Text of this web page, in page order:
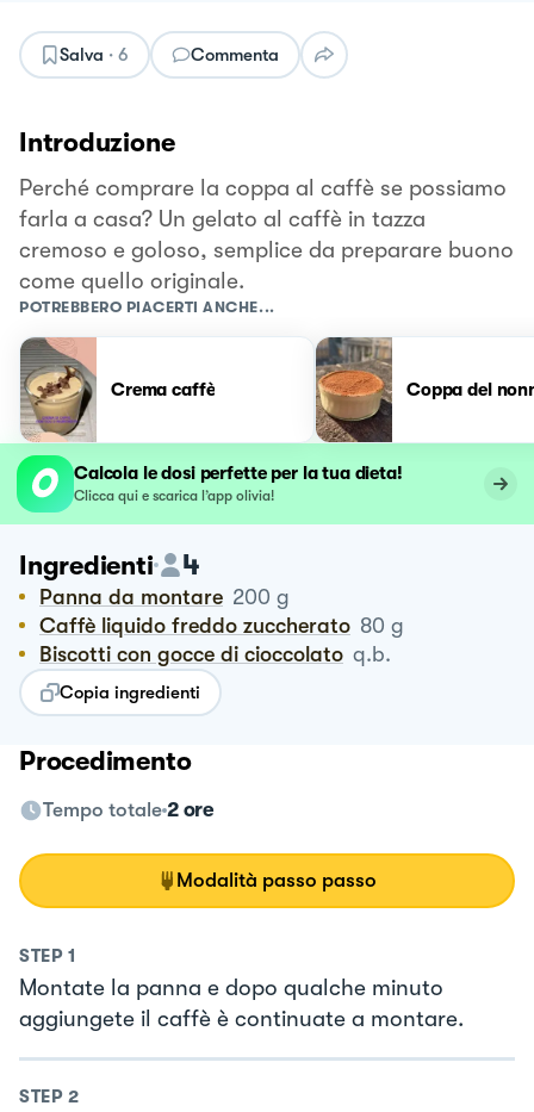
Salva · 6 Commenta
Introduzione
Perché comprare la coppa al caffè se possiamo
farla a casa? Un gelato al caffè in tazza
cremoso e goloso, semplice da preparare buono
come quello originale.
POTREBBERO PIACERTI ANCHE...
Crema caffè Coppa del
Calcola le dosi perfette per la tua dieta!
Clicca qui e scarica l’app olivia!
Ingredienti 4
Panna da montare 200 g
Caffè liquido freddo zuccherato 80 g
Biscotti con gocce di cioccolato q.b.
Copia ingredienti
Procedimento
Tempo totale 2 ore
Modalità passo passo
STEP 1
Montate la panna e dopo qualche minuto
aggiungete il caffè è continuate a montare.
STEP 2